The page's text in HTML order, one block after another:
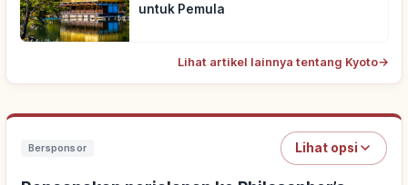
untuk Pemula
Lihat artikel lainnya tentang Kyoto→
Bersponsor Lihat opsi